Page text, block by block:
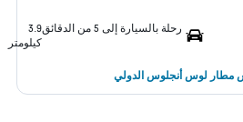
رحلة بالسيارة إلى 5 من الدقائق
3.9
كيلومتر
مطار لوس أنجلوس الدولي